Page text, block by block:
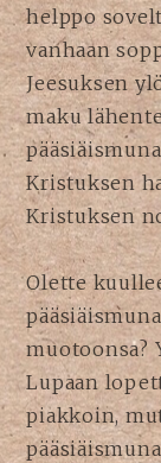
helppo
vanhaan
Jeesuksen
maku
Kristuksen
Kristuksen
Olette
muotoonsa?
Lupaan
piakkoin,